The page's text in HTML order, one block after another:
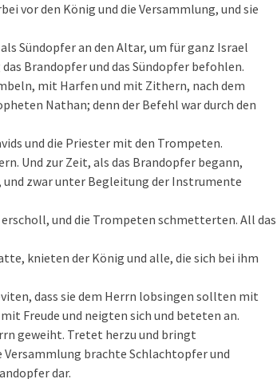
vor den König und die Versammlung, und sie
Sündopfer an den Altar, um für ganz Israel
Brandopfer und das Sündopfer befohlen.
mit Harfen und mit Zithern, nach dem
Nathan; denn der Befehl war durch den
und die Priester mit den Trompeten.
Und zur Zeit, als das Brandopfer begann,
und zwar unter Begleitung der Instrumente
und die Trompeten schmetterten. All das
knieten der König und alle, die sich bei ihm
dass sie dem Herrn lobsingen sollten mit
Freude und neigten sich und beteten an.
geweiht. Tretet herzu und bringt
Versammlung brachte Schlachtopfer und
dar.